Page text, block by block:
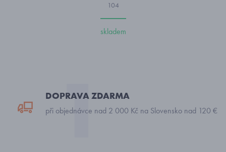
104
skladem
DOPRAVA ZDARMA
při objednávce nad 2 000 Kč na Slovensko nad 120 €